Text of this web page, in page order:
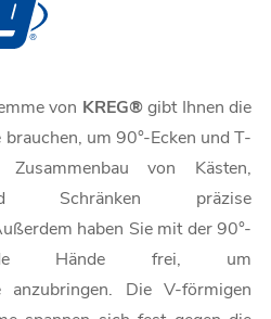
von KREG®gibt Ihnen die
um 90°-Ecken und T-
Zusammenbau von Kästen,
Schränken präzise
haben Sie mit der 90°-
Hände frei, um
anzubringen. Die V-förmigen